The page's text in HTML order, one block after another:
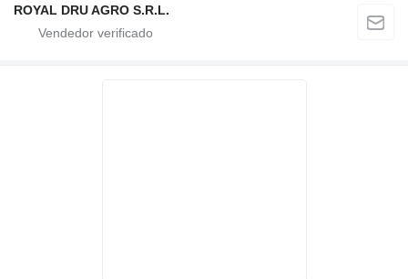
ROYAL DRU AGRO S.R.L.